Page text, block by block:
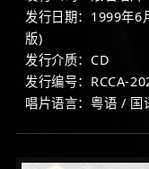
发行日期：1999年
版)
发行介质：CD
发行编号：RCCA-
唱片语言：粤语 / 国